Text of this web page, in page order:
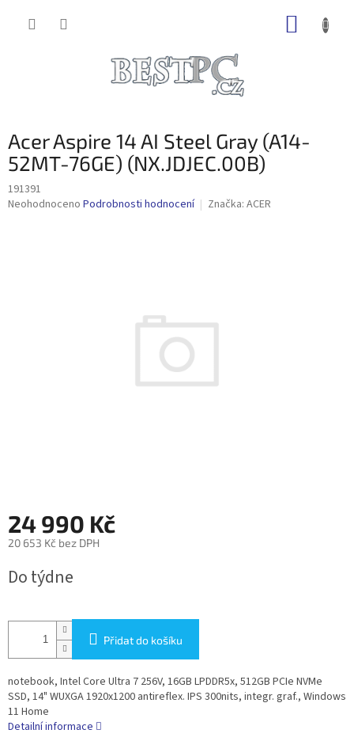
Acer Aspire 14 AI Steel Gray (A14-
52MT-76GE) (NX.JDJEC.00B)
191391
Průměrné
Neohodnoceno Podrobnosti hodnocení Značka: ACER
24 990 Kč
20 653 Kč bez DPH
cena:
Do týdne
Přidat do košíku
notebook, Intel Core Ultra 7 256V, 16GB LPDDR5x, 512GB PCIe NVMe
SSD, 14" WUXGA 1920x1200 antireflex. IPS 300nits, integr. graf., Windows
11 Home
Detailní informace